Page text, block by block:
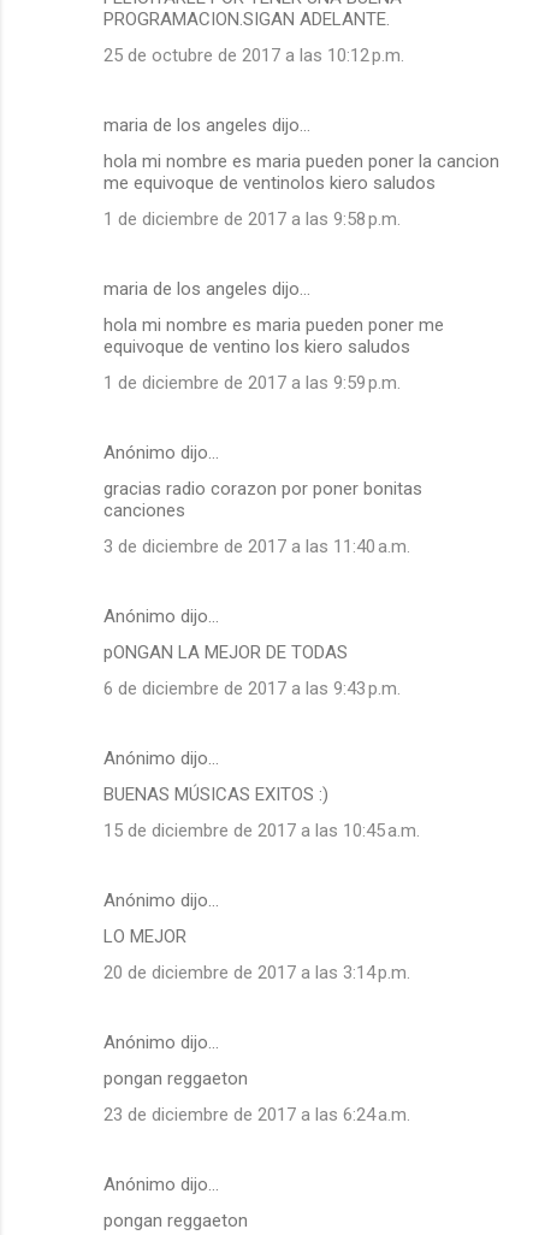
PROGRAMACION.SIGAN ADELANTE.
25 de octubre de 2017 a las 10:12 p.m.
maria de los angeles dijo…
hola mi nombre es maria pueden poner la cancion
me equivoque de ventinolos kiero saludos
1 de diciembre de 2017 a las 9:58 p.m.
maria de los angeles dijo…
hola mi nombre es maria pueden poner me
equivoque de ventino los kiero saludos
1 de diciembre de 2017 a las 9:59 p.m.
Anónimo dijo…
gracias radio corazon por poner bonitas
canciones
3 de diciembre de 2017 a las 11:40 a.m.
Anónimo dijo…
pONGAN LA MEJOR DE TODAS
6 de diciembre de 2017 a las 9:43 p.m.
Anónimo dijo…
BUENAS MÚSICAS EXITOS :)
15 de diciembre de 2017 a las 10:45 a.m.
Anónimo dijo…
LO MEJOR
20 de diciembre de 2017 a las 3:14 p.m.
Anónimo dijo…
pongan reggaeton
23 de diciembre de 2017 a las 6:24 a.m.
Anónimo dijo…
pongan reggaeton